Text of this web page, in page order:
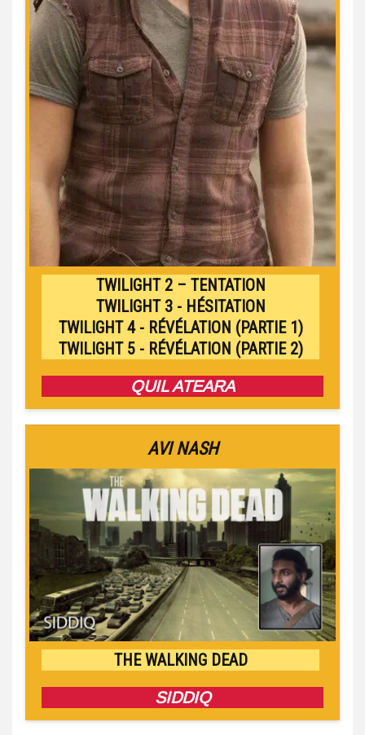
TWILIGHT 2 – TENTATION
TWILIGHT 3 - HÉSITATION
TWILIGHT 4 - RÉVÉLATION (PARTIE 1)
TWILIGHT 5 - RÉVÉLATION (PARTIE 2)
QUIL ATEARA
AVI NASH
THE WALKING DEAD
SIDDIQ